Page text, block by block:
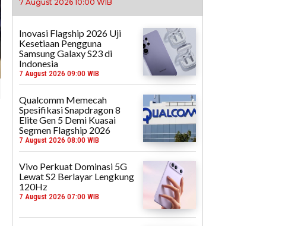
7 August 2026 10:00 WIB
Inovasi Flagship 2026 Uji
Kesetiaan Pengguna
Samsung Galaxy S23 di
Indonesia
7 August 2026 09:00 WIB
Qualcomm Memecah
Spesifikasi Snapdragon 8
Elite Gen 5 Demi Kuasai
Segmen Flagship 2026
7 August 2026 08:00 WIB
Vivo Perkuat Dominasi 5G
Lewat S2 Berlayar Lengkung
120Hz
7 August 2026 07:00 WIB